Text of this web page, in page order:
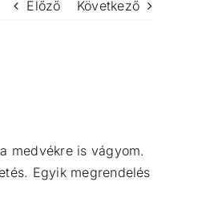
Előző Következő
medvékre is vágyom.
Egyik megrendelés